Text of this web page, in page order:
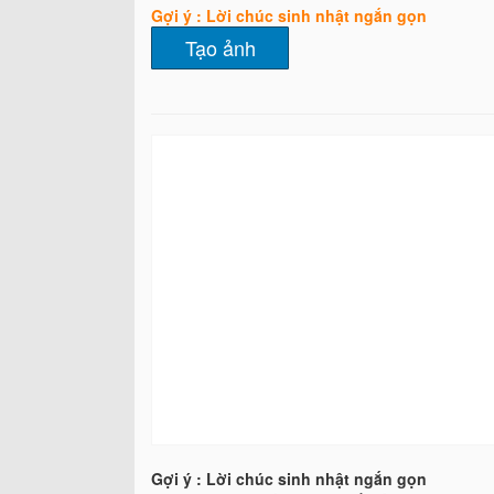
Gợi ý : Lời chúc sinh nhật ngắn gọn
Gợi ý : Lời chúc sinh nhật ngắn gọn